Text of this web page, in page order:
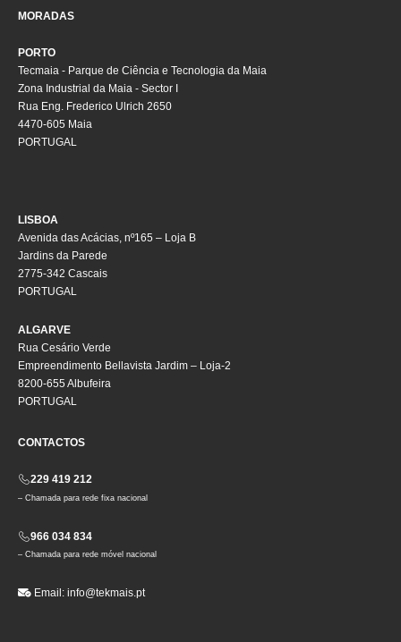
MORADAS
PORTO
Tecmaia - Parque de Ciência e Tecnologia da Maia
Zona Industrial da Maia - Sector I
Rua Eng. Frederico Ulrich 2650
4470-605 Maia
PORTUGAL
LISBOA
Avenida das Acácias, nº165 – Loja B
Jardins da Parede
2775-342 Cascais
PORTUGAL
ALGARVE
Rua Cesário Verde
Empreendimento Bellavista Jardim – Loja-2
8200-655 Albufeira
PORTUGAL
CONTACTOS
229 419 212
– Chamada para rede fixa nacional
966 034 834
– Chamada para rede móvel nacional
Email: info@tekmais.pt